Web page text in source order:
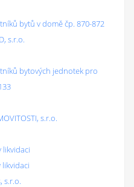
bytů v domě čp. 870-872
s.r.o.
bytových jednotek pro
s.r.o.
likvidaci
likvidaci
s.r.o.